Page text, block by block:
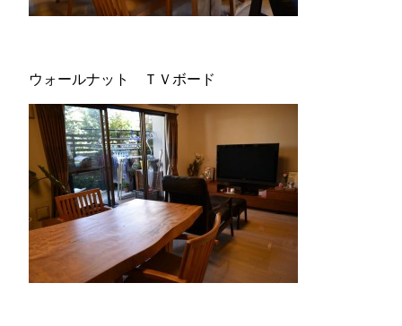
ウォールナット ＴＶボード